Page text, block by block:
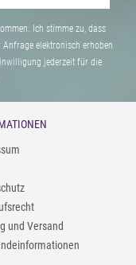
Ich stimme zu, dass
elektronisch erhoben
jederzeit für die
und Versand